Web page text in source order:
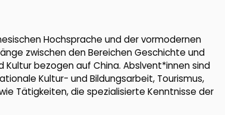
Hochsprache und der vormodernen
zwischen den Bereichen Geschichte und
bezogen auf China. Abslvent*innen sind
Kultur- und Bildungsarbeit, Tourismus,
Tätigkeiten, die spezialisierte Kenntnisse der